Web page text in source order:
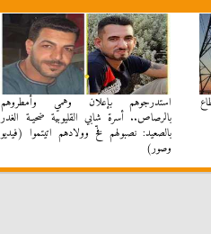
استدرجوهم بإعلان وهمي وأمطروهم
بالرصاص.. أسرة شابي القليوبية ضحيـة الغدر
بالصعيد: نصبولهم فخّ وولادهم اتيتموا (فيديو
وصور)